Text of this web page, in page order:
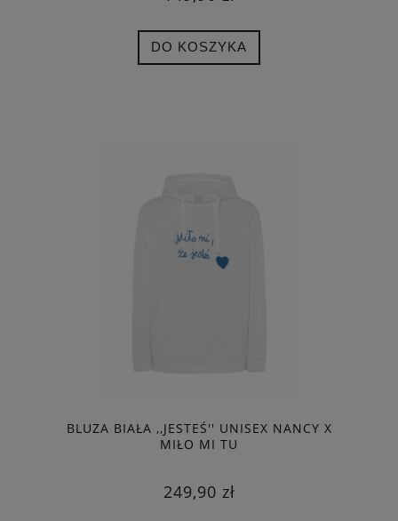
DO KOSZYKA
BLUZA BIAŁA ,,JESTEŚ'' UNISEX NANCY X
MIŁO MI TU
249,90 zł